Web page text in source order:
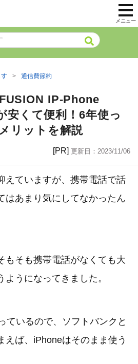
メニュー
通信費節約
IP-Phone
安くて便利！6年使っ
リットを解説
[PR] 更新日： 2023/11/06
えていますが、携帯電話で話
はあまり気にしてなかったん
もそも携帯電話がなくても大
うになってきました。
ているので、ソフトバンクと
えば、iPhoneはそのまま使う